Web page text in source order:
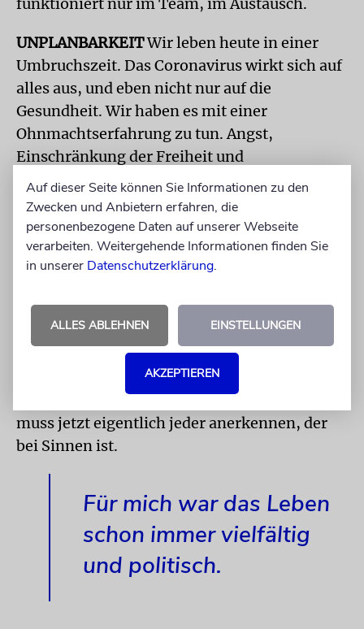
UNPLANBARKEITWir leben heute in einer
Umbruchszeit. Das Coronavirus wirkt sich auf
alles aus, und eben nicht nur auf die
Gesundheit. Wir haben es mit einer
Ohnmachtserfahrung zu tun. Angst,
Einschränkung der Freiheit und
Unplanbarkeit machen etwas mit dem
Menschen. Wie geht man mit dieser
außergewöhnlichen Erfahrung um? Nicht
jeder kann darüber reflektieren, hält die
Komplexität aus. Die Zunahme von
Die Corona-Krise macht deutlich, wie
unterschiedlich die Gesellschaft ist. Dass wir
also ein Problem haben, ein systemisches, das
muss jetzt eigentlich jeder anerkennen, der
bei Sinnen ist.
Für mich war das Leben
schon immer vielfältig
und politisch.
Auf dieser Seite können Sie Informationen zu den
Zwecken und Anbietern erfahren, die
personenbezogene Daten auf unserer Webseite
verarbeiten. Weitergehende Informationen finden Sie
in unserer Datenschutzerklärung.
ALLES ABLEHNEN EINSTELLUNGEN
AKZEPTIEREN